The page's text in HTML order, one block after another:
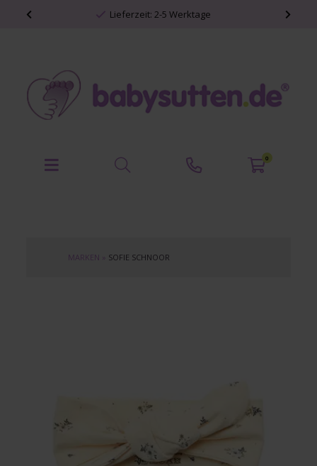
Lieferzeit: 2-5 Werktage
0
MARKEN SOFIE SCHNOOR